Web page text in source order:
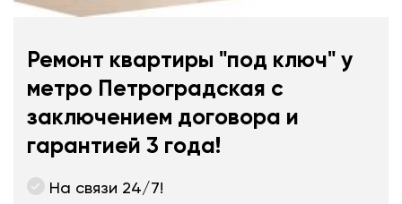
Ремонт квартиры "под ключ" у
метро Петроградская с
заключением договора и
гарантией 3 года!
На связи 24/7!